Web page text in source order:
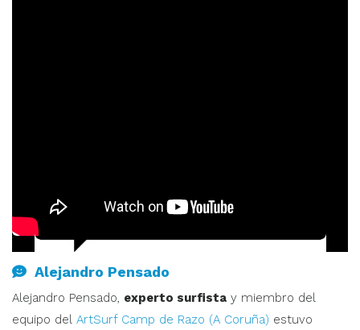
Alejandro Pensado
Alejandro Pensado, experto surfista y miembro del
equipo del ArtSurf Camp de Razo (A Coruña) estuvo